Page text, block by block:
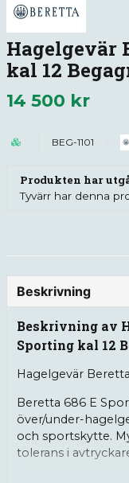
Hagelgevär
kal 12
14 500 kr
BEG-1101
Produkten har
Tyvärr har denna
Beskrivning
Beskrivning av
Sporting kal 12
Hagelgevär
Beretta 686 E
över/under-
och sportskytte.
tolerans i